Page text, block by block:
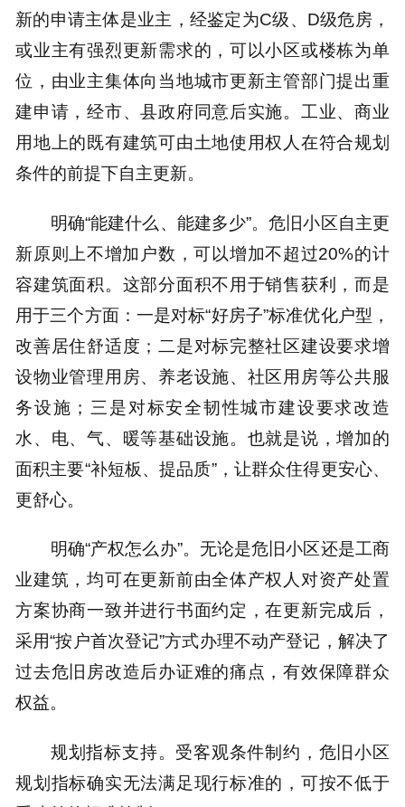
新的申请主体是业主，经鉴定为C级、D级危房，
或业主有强烈更新需求的，可以小区或楼栋为单
位，由业主集体向当地城市更新主管部门提出重
建申请，经市、县政府同意后实施。工业、商业
用地上的既有建筑可由土地使用权人在符合规划
条件的前提下自主更新。
明确“能建什么、能建多少”。危旧小区自主更
新原则上不增加户数，可以增加不超过20%的计
容建筑面积。这部分面积不用于销售获利，而是
用于三个方面：一是对标“好房子”标准优化户型，
改善居住舒适度；二是对标完整社区建设要求增
设物业管理用房、养老设施、社区用房等公共服
务设施；三是对标安全韧性城市建设要求改造
水、电、气、暖等基础设施。也就是说，增加的
面积主要“补短板、提品质”，让群众住得更安心、
更舒心。
明确“产权怎么办”。无论是危旧小区还是工商
业建筑，均可在更新前由全体产权人对资产处置
方案协商一致并进行书面约定，在更新完成后，
采用“按户首次登记”方式办理不动产登记，解决了
过去危旧房改造后办证难的痛点，有效保障群众
权益。
规划指标支持。受客观条件制约，危旧小区
规划指标确实无法满足现行标准的，可按不低于